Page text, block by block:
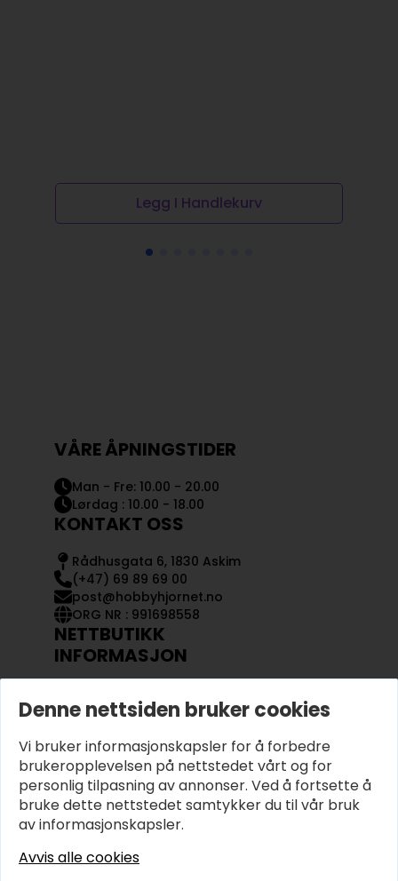
Legg I Handlekurv
VÅRE ÅPNINGSTIDER
Man - Fre: 10.00 - 20.00
Lørdag : 10.00 - 18.00
KONTAKT OSS
Rådhusgata 6, 1830 Askim
(+47) 69 89 69 00
post@hobbyhjornet.no
ORG NR : 991698558
NETTBUTIKK
INFORMASJON
OM OSS
KJØPSVILKÅR OG BETINGELSER
PERSONVERN
Denne nettsiden bruker cookies
Vi bruker informasjonskapsler for å forbedre
brukeropplevelsen på nettstedet vårt og for
personlig tilpasning av annonser. Ved å fortsette å
bruke dette nettstedet samtykker du til vår bruk
av informasjonskapsler.
Avvis alle cookies